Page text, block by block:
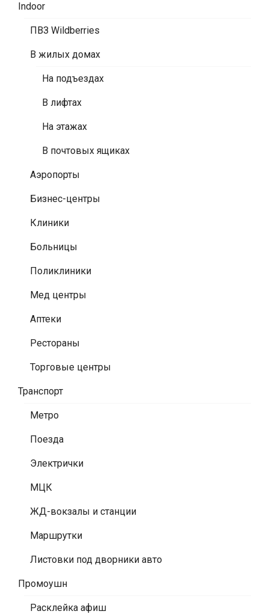
Indoor
ПВЗ Wildberries
В жилых домах
На подъездах
В лифтах
На этажах
В почтовых ящиках
Аэропорты
Бизнес-центры
Клиники
Больницы
Поликлиники
Мед центры
Аптеки
Рестораны
Торговые центры
Транспорт
Метро
Поезда
Электрички
МЦК
ЖД-вокзалы и станции
Маршрутки
Листовки под дворники авто
Промоушн
Расклейка афиш